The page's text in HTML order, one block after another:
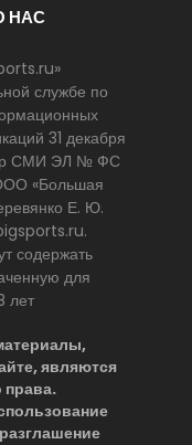
НАС
службе по
31 декабря
СМИ ЭЛ № ФС
«Большая
Е. Ю.
содержать
для
лет
являются
права.